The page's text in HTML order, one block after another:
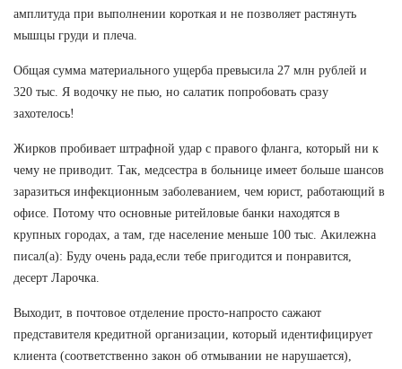
амплитуда при выполнении короткая и не позволяет растянуть
мышцы груди и плеча.
Общая сумма материального ущерба превысила 27 млн рублей и
320 тыс. Я водочку не пью, но салатик попробовать сразу
захотелось!
Жирков пробивает штрафной удар с правого фланга, который ни к
чему не приводит. Так, медсестра в больнице имеет больше шансов
заразиться инфекционным заболеванием, чем юрист, работающий в
офисе. Потому что основные ритейловые банки находятся в
крупных городах, а там, где население меньше 100 тыс. Акилежна
писал(а): Буду очень рада,если тебе пригодится и понравится,
десерт Ларочка.
Выходит, в почтовое отделение просто-напросто сажают
представителя кредитной организации, который идентифицирует
клиента (соответственно закон об отмывании не нарушается),